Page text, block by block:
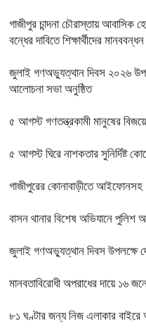
গাজীপুর চান্দনা চৌরাস্তায়
বন্ধের দাবিতে শিক্ষার্থীদের মানববন্ধন
জুলাই গণঅভ্যুত্থান দিবস ২০২৬
আলোচনা সভা অনুষ্ঠিত
৫ আগস্ট গণতন্ত্রকামী মানুষের
৫ আগস্ট ঘিরে নাশকতার সুনির্দিষ্ট
গাজীপুরের কোনাবাড়ীতে আইফোনসহ
বাসন থানার বিশেষ অভিযানে
জুলাই গণঅভ্যুত্থান দিবস উপলক্ষে
মানবতাবিরোধী অপরাধের দায়ে ১৬
৮১ ঘণ্টার জন্য নিজ এলাকার বাইরে